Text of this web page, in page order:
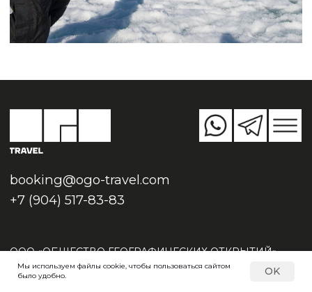
Мы используем файлы cookie, чтобы пользоваться сайтом
было удобно.
OK